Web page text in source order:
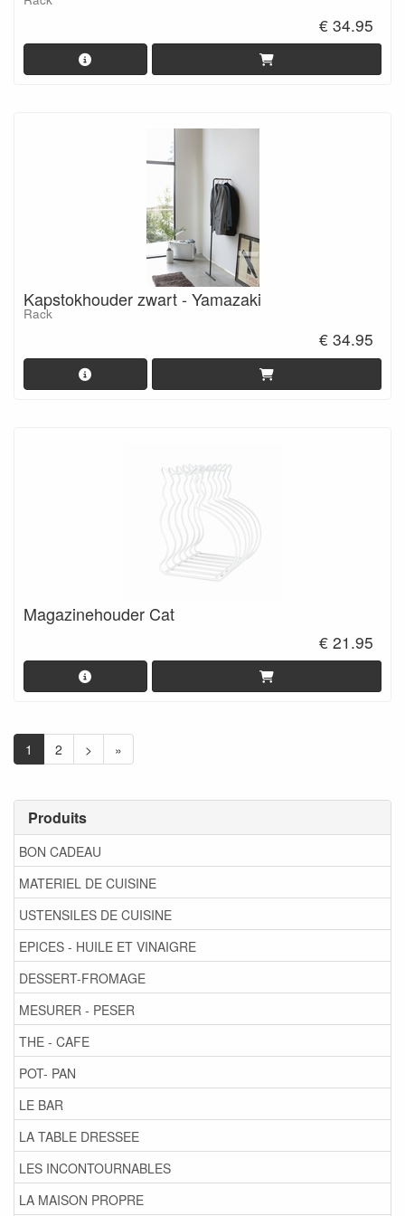
Produits
BON CADEAU
MATERIEL DE CUISINE
USTENSILES DE CUISINE
EPICES - HUILE ET VINAIGRE
DESSERT-FROMAGE
MESURER - PESER
THE - CAFE
POT- PAN
LE BAR
LA TABLE DRESSEE
LES INCONTOURNABLES
LA MAISON PROPRE
€ 34.95
Kapstokhouder zwart - Yamazaki
Rack
€ 34.95
Magazinehouder Cat
€ 21.95
1 2 > »